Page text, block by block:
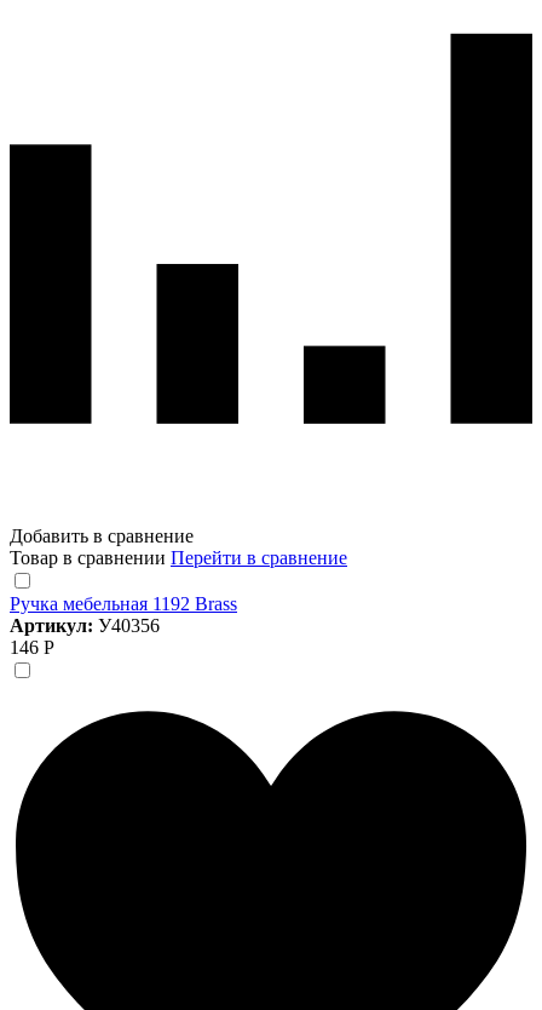
Добавить в сравнение
Товар в сравнении Перейти в сравнение
Ручка мебельная 1192 Brass
Артикул: У40356
146 Р